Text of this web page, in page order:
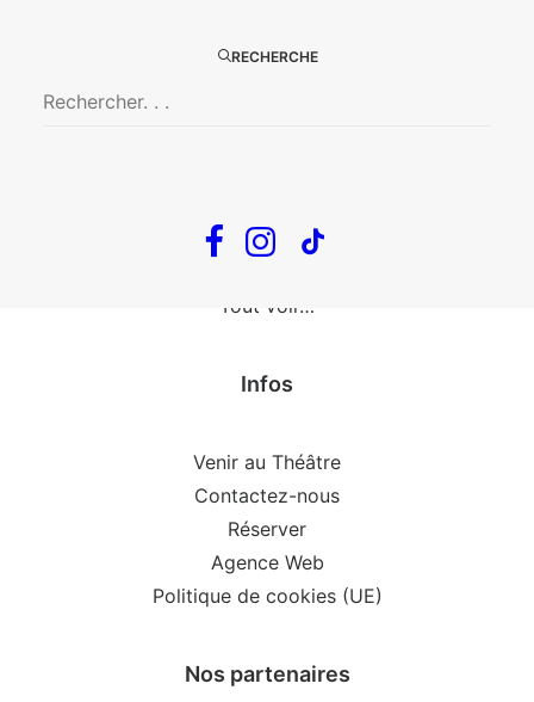
RECHERCHE
The Loop
Big Mother
Tout voir…
Infos
Venir au Théâtre
Contactez-nous
Réserver
Agence Web
Politique de cookies (UE)
Nos partenaires